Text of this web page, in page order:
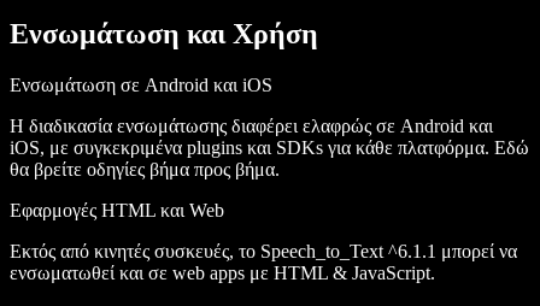
Ενσωμάτωση και Χρήση
Ενσωμάτωση σε Android και iOS
Η διαδικασία ενσωμάτωσης διαφέρει ελαφρώς σε Android και
iOS, με συγκεκριμένα plugins και SDKs για κάθε πλατφόρμα. Εδώ
θα βρείτε οδηγίες βήμα προς βήμα.
Εφαρμογές HTML και Web
Εκτός από κινητές συσκευές, το Speech_to_Text ^6.1.1 μπορεί να
ενσωματωθεί και σε web apps με HTML & JavaScript.